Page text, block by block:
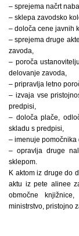
– sprejema načrt
– sklepa zavodsko
– določa cene javnih
– sprejema druge
zavoda,
– poroča
delovanje zavoda,
– pripravlja letno
– izvaja vse
predpisi,
– določa plače,
skladu s predpisi,
– imenuje pomočnika
– opravlja druge
sklepom.
K aktom iz druge do
aktu iz pete alinee
območne
ministrstvo, pristojno